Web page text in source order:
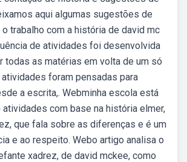
aqui algumas sugestões de
trabalho com a história de david mc
de atividades foi desenvolvida
todas as matérias em volta de um só
foram pensadas para
a escrita,. Webminha escola está
com base na história elmer,
que fala sobre as diferenças e é um
e ao respeito. Webo artigo analisa o
xadrez, de david mckee, como